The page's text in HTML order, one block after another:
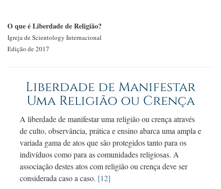
O que é Liberdade de Religião?
Igreja de Scientology Internacional
Edição de 2017
Liberdade de Manifestar
Uma Religião ou Crença
A liberdade de manifestar uma religião ou crença através
de culto, observância, prática e ensino abarca uma ampla e
variada gama de atos que são protegidos tanto para os
indivíduos como para as comunidades religiosas. A
associação destes atos com religião ou crença deve ser
considerada caso a caso. [12]